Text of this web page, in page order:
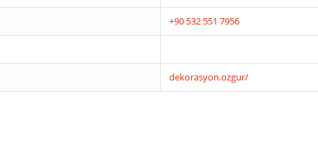
+90 532 551 7956
dekorasyon.ozgur/